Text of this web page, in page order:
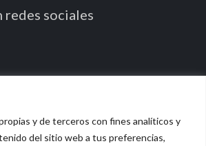
y de terceros con fines analíticos y
del sitio web a tus preferencias,
redes sociales